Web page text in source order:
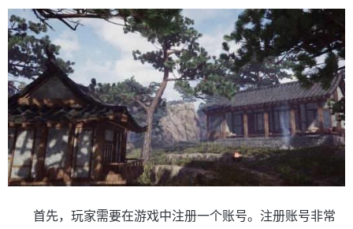
首先，玩家需要在游戏中注册一个账号。注册账号非常